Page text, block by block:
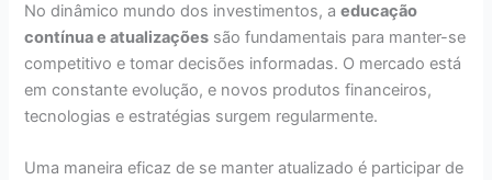
No dinâmico mundo dos investimentos, aeducação
contínua e atualizações são fundamentais para manter-se
competitivo e tomar decisões informadas. O mercado está
em constante evolução, e novos produtos financeiros,
tecnologias e estratégias surgem regularmente.
Uma maneira eficaz de se manter atualizado é participar de